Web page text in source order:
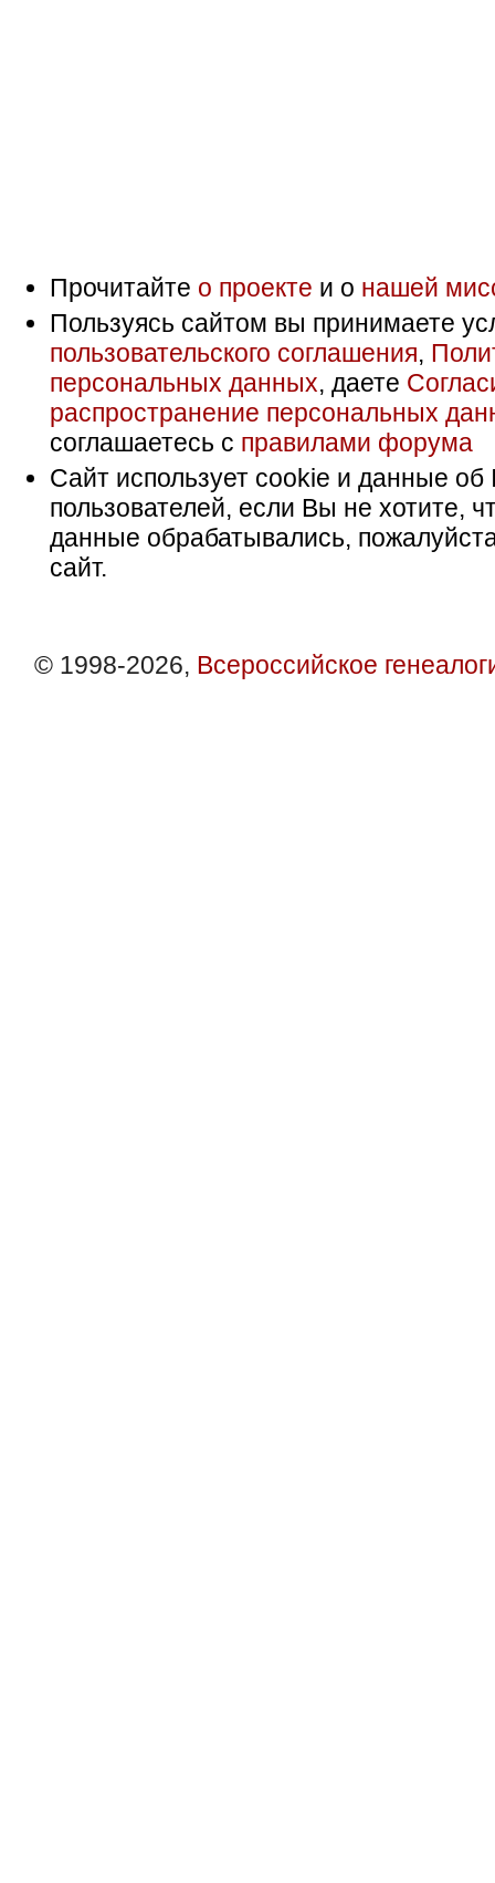
Прочитайте о проекте и о нашей
Пользуясь сайтом вы принимаете
пользовательского соглашения,
персональных данных, даете
распространение персональных
соглашаетесь с правилами форума
Сайт использует cookie и данные об
пользователей, если Вы не хотите,
данные обрабатывались,
сайт.
© 1998-2026, Всероссийское